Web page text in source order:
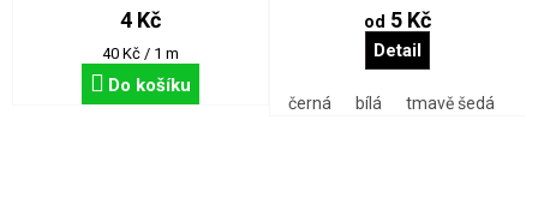
4 Kč
Měrná
cena:
40 Kč / 1 m
Do košíku
od 5 Kč
Detail
černá bílá tmavě šedá